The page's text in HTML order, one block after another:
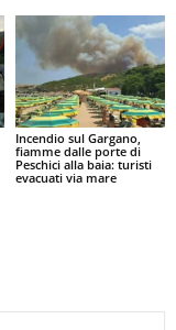
Incendio sul Gargano,
fiamme dalle porte di
Peschici alla baia: turisti
evacuati via mare